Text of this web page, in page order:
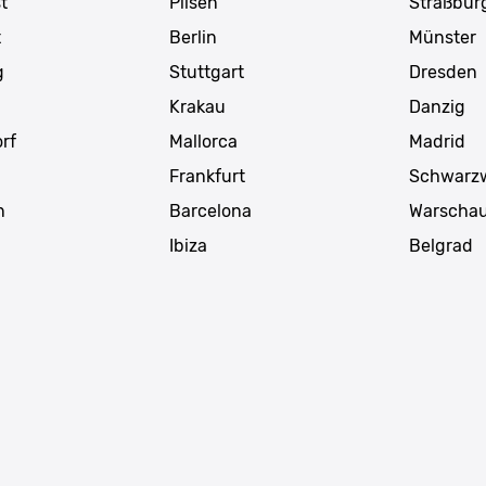
Berlin
Stuttgart
Krakau
Mallorca
Frankfurt
Barcelona
Ibiza
Münster
Dresden
Danzig
Madrid
Belgrad